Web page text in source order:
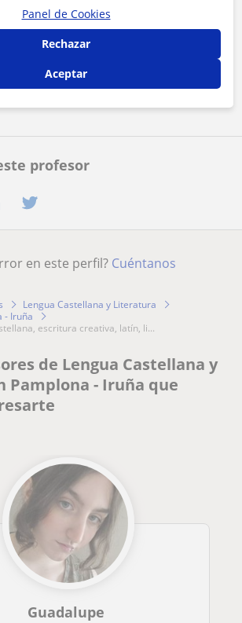
profesor
aviso legal
Contactar ahora
en este perfil? Cuéntanos
Lengua Castellana y Literatura
- Iruña
escritura creativa, latín, li...
de Lengua Castellana y
Pamplona - Iruña que
Guadalupe
Panel de Cookies
Rechazar
Aceptar